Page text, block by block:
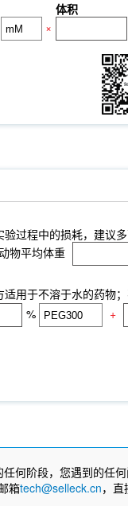
体积
×
过程中的损耗，建议
物平均体重
用于不溶于水的药物
% +
何阶段，您遇到的任
箱tech@selleck.cn，